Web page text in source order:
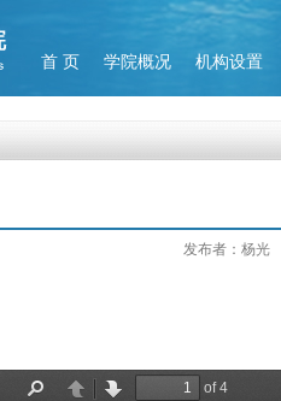
首 页 学院概况 机构设置
发布者：杨光